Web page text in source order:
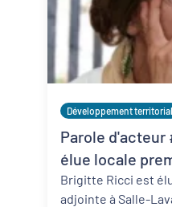
Développement territorial
Parole d'acteur
élue locale
Salles-
Brigitte Ricci est
adjointe à Salle-